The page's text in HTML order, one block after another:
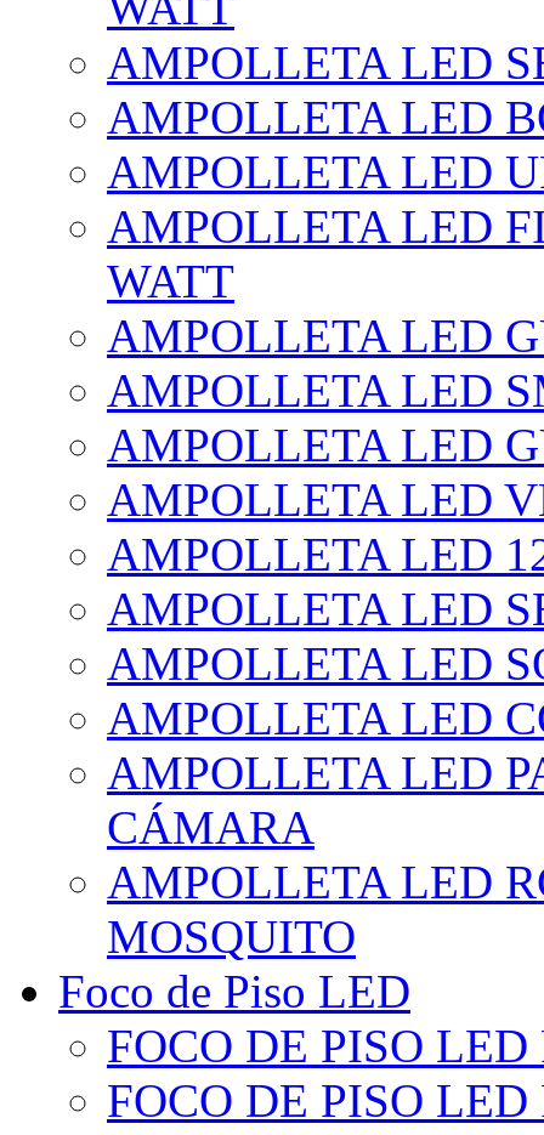
AMPOLLETA LED
AMPOLLETA LED
AMPOLLETA LED
AMPOLLETA LED
WATT
AMPOLLETA LED
AMPOLLETA LED
AMPOLLETA LED
AMPOLLETA LED
AMPOLLETA LED
AMPOLLETA LED
AMPOLLETA LED
AMPOLLETA LED
AMPOLLETA LED
CÁMARA
AMPOLLETA LED
MOSQUITO
Foco de Piso LED
FOCO DE PISO
FOCO DE PISO